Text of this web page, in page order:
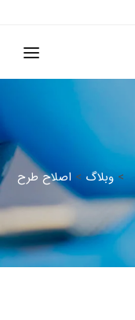
>وبلاگ > اصلاح طرح